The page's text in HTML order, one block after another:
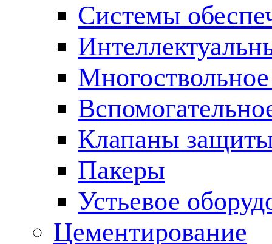
Cистемы
Клапаны
Пакеры
Устьевое
Цементирование